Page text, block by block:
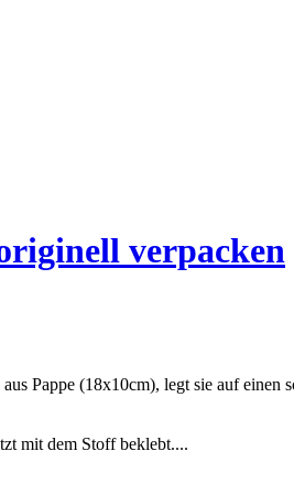
verpacken
Pappe (18x10cm), legt sie auf
mit dem Stoff beklebt....